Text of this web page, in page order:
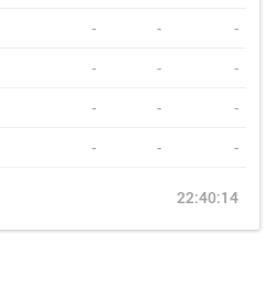
- - -
- - -
- - -
- - -
22:40:14